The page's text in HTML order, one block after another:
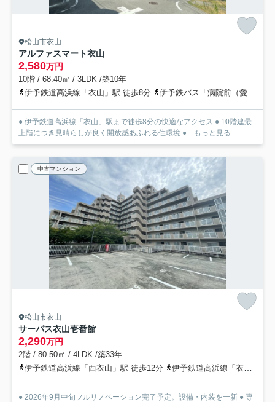
松山市衣山
アルファスマート衣山
2,580万円
10階 / 68.40㎡ / 3LDK /築10年
伊予鉄道高浜線「衣山」駅 徒歩8分
伊予鉄バス「病院前（愛媛県）」バス停下車 徒歩5分
● 伊予鉄道高浜線「衣山」駅まで徒歩8分の快適なアクセス ● 10階建最
上階につき見晴らしが良く開放感あふれる住環境 ●...
もっと見る
中古マンション
松山市衣山
サーパス衣山壱番館
2,290万円
2階 / 80.50㎡ / 4LDK /築33年
伊予鉄道高浜線「西衣山」駅 徒歩12分
伊予鉄道高浜線「衣山」駅 徒歩12分
● 2026年9月中旬フルリノベーション完了予定。設備・内装を一新 ● 専